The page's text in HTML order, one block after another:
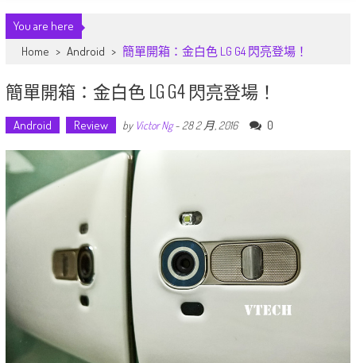
You are here
Home > Android > 簡單開箱：金白色 LG G4 閃亮登場！
簡單開箱：金白色 LG G4 閃亮登場！
Android Review by Victor Ng- 28 2 月, 2016 0